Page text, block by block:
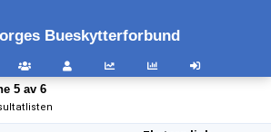
Bueskytterforbund
5 av 6